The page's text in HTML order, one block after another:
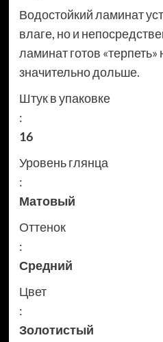
Водостойкий ламинат
влаге, но и
ламинат готов «терпеть»
значительно дольше.
Штук в упаковке
:
16
Уровень глянца
:
Матовый
Оттенок
:
Средний
Цвет
:
Золотистый